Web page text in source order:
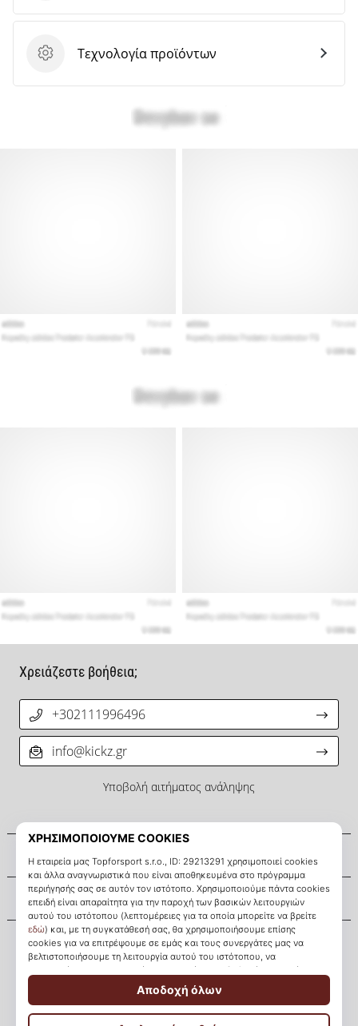
Τεχνολογία προϊόντων
Τεχνολογία προϊόντων
KICKZ.gr
Σχετικά μ' εμάς
Εξυπηρέτηση πελατών
Χρειάζεστε βοήθεια;
+302111996496
info@kickz.gr
Υποβολή αιτήματος ανάληψης